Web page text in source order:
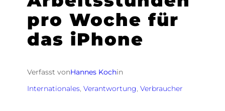
pro Woche für
das iPhone
Verfasst vonHannes Kochin
Internationales, Verantwortung, Verbraucher